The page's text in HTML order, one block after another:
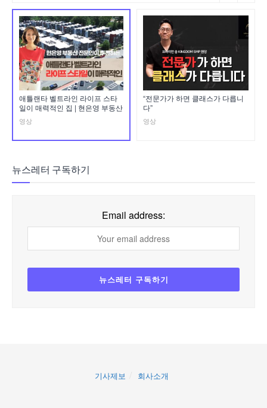
애틀랜타 벨트라인 라이프 스타
일이 매력적인 집 | 현은영 부동산
영상
“전문가가 하면 클래스가 다릅니
다”
영상
뉴스레터 구독하기
Email address:
기사제보 회사소개